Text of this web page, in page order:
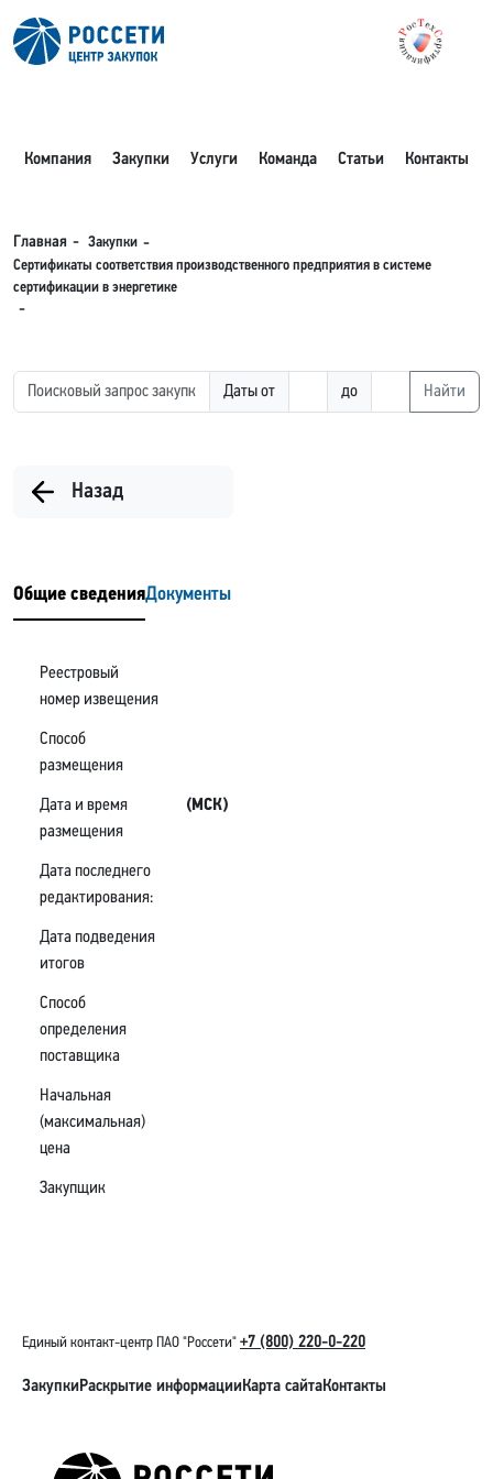
Компания Закупки Услуги Команда Статьи Контакты
Главная
Закупки
Сертификаты соответствия производственного предприятия в системе
сертификации в энергетике
Даты от до Найти
Назад
Общие сведенияДокументы
Реестровый
номер извещения
Способ
размещения
Дата и время
размещения
(МСК)
Дата последнего
редактирования:
Дата подведения
итогов
Способ
определения
поставщика
Начальная
(максимальная)
цена
Закупщик
Единый контакт-центр ПАО "Россети" +7 (800) 220-0-220
ЗакупкиРаскрытие информацииКарта сайтаКонтакты